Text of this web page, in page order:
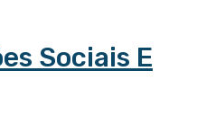
Sociais E